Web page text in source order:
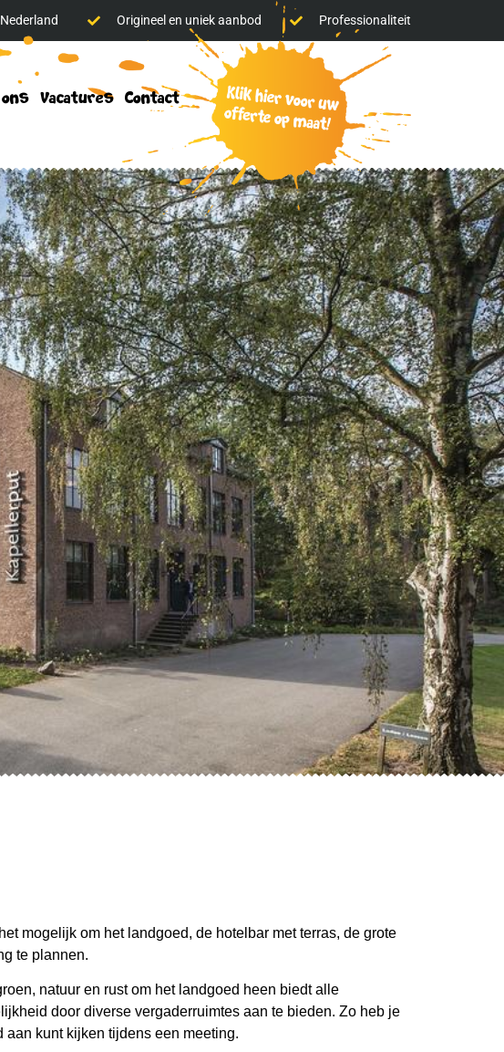
Origineel en uniek aanbod Professionaliteit
Vacatures Contact klik
mogelijk om het landgoed, de hotelbar met terras, de grote
te plannen.
natuur en rust om het landgoed heen biedt alle
door diverse vergaderruimtes aan te bieden. Zo heb je
aan kunt kijken tijdens een meeting.